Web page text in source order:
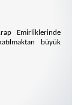
Emirliklerinde
büyük